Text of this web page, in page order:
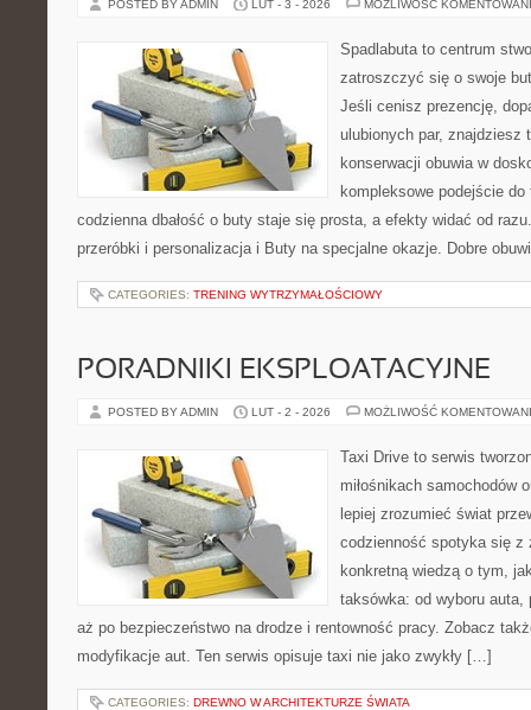
POSTED BY ADMIN LUT - 3 - 2026 MOŻLIWOŚĆ
Spadlabuta to centrum
zatroszczyć się o swoje
Jeśli cenisz prezencję,
ulubionych par, znajdziesz
konserwacji obuwia w
kompleksowe podejście
codzienna dbałość o buty staje się prosta, a efekty widać od
przeróbki i personalizacja i Buty na specjalne okazje. Dobre
CATEGORIES: TRENING WYTRZYMAŁOŚCIOWY
PORADNIKI EKSPLOATACYJNE
POSTED BY ADMIN LUT - 2 - 2026 MOŻLIWOŚĆ
Taxi Drive to serwis
miłośnikach samochodów
lepiej zrozumieć świat
codzienność spotyka się z
konkretną wiedzą o tym,
taksówka: od wyboru
aż po bezpieczeństwo na drodze i rentowność pracy. Zobacz
modyfikacje aut. Ten serwis opisuje taxi nie jako zwykły […]
CATEGORIES: DREWNO W ARCHITEKTURZE ŚWIATA